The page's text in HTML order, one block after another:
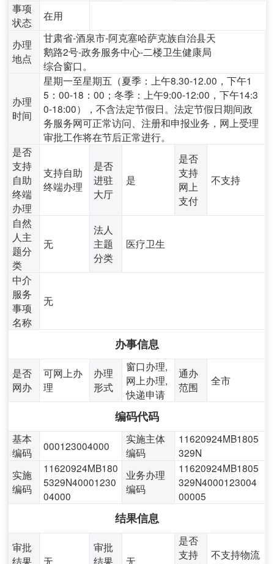
事项
状态
在用
办理
地点
甘肃省-酒泉市-阿克塞哈萨克族自治县天
鹅路2号-政务服务中心-二楼卫生健康局
综合窗口。
办理
时间
星期一至星期五（夏季：上午8.30-12.00，下午1
5：00-18：00；冬季：上午9:00-12:00，下午14:3
0-18:00），不含法定节假日。法定节假日期间政
务服务网可正常访问、注册和申报业务，网上受理
审批工作将在节后正常进行。
是否
支持
自助
终端
办理
支持自助
终端办理
是否
进驻
大厅
是
是否
支持
网上
支付
不支持
自然
人主
题分
类
无
法人
主题
分类
医疗卫生
中介
服务
事项
名称
无
办事信息
是否
网办
可网上办
理
办理
形式
窗口办理,
网上办理,
快递申请
通办
范围
全市
编码代码
基本
编码
000123004000
实施主体
编码
11620924MB1805
329N
实施
编码
11620924MB180
5329N40001230
04000
业务办理
编码
11620924MB1805
329N4000123004
00005
结果信息
审批
结果
无
审批
结果
无
是否
支持
不支持物流